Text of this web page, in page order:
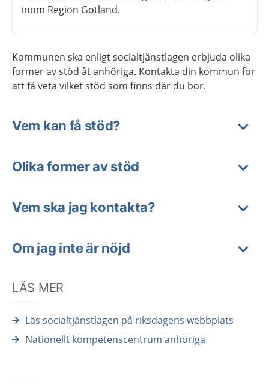
inom Region Gotland.
Kommunen ska enligt socialtjänstlagen erbjuda olika
former av stöd åt anhöriga. Kontakta din kommun för
att få veta vilket stöd som finns där du bor.
Vem kan få stöd?
Olika former av stöd
Vem ska jag kontakta?
Om jag inte är nöjd
LÄS MER
Läs socialtjänstlagen på riksdagens webbplats
Nationellt kompetenscentrum anhöriga